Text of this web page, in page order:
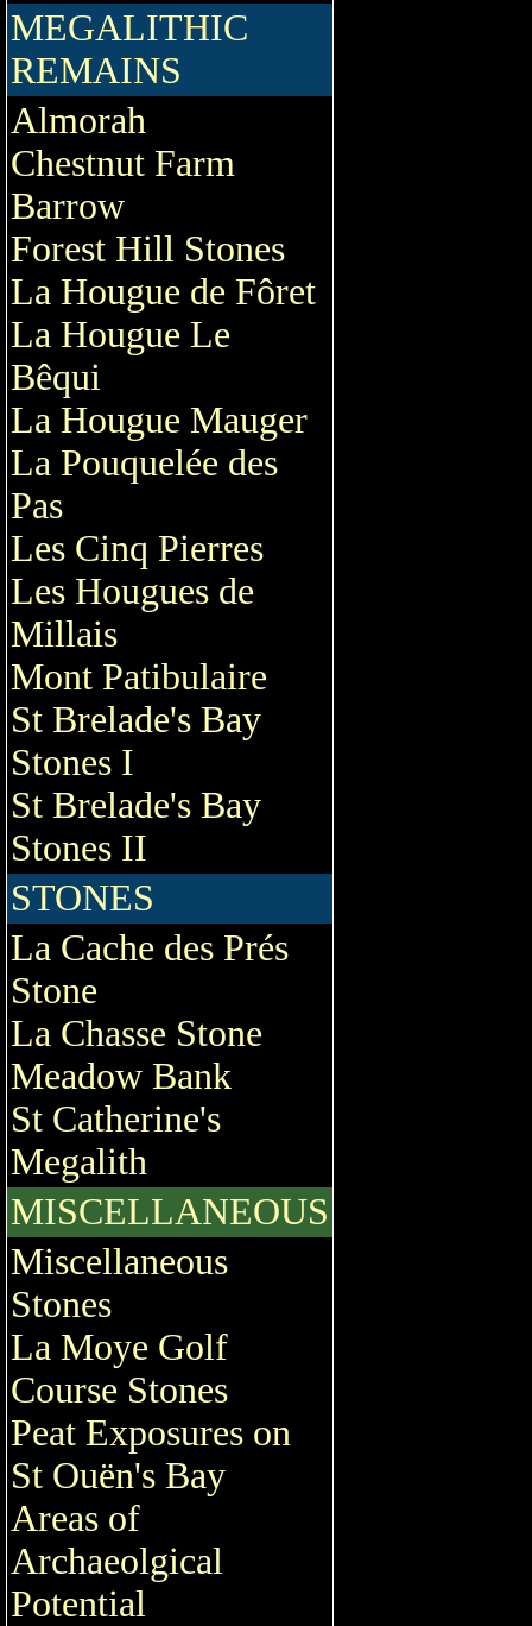
MEGALITHIC
REMAINS
Almorah
Chestnut Farm
Barrow
Forest Hill Stones
La Hougue de Fôret
La Hougue Le
Bêqui
La Hougue Mauger
La Pouquelée des
Pas
Les Cinq Pierres
Les Hougues de
Millais
Mont Patibulaire
St Brelade's Bay
Stones I
St Brelade's Bay
Stones II
STONES
La Cache des Prés
Stone
La Chasse Stone
Meadow Bank
St Catherine's
Megalith
MISCELLANEOUS
Miscellaneous
Stones
La Moye Golf
Course Stones
Peat Exposures on
St Ouën's Bay
Areas of
Archaeolgical
Potential